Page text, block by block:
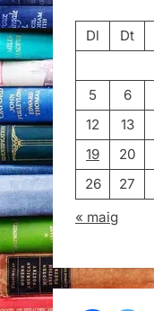
Dl
Dt
5
6
12
13
19
20
26
27
« maig